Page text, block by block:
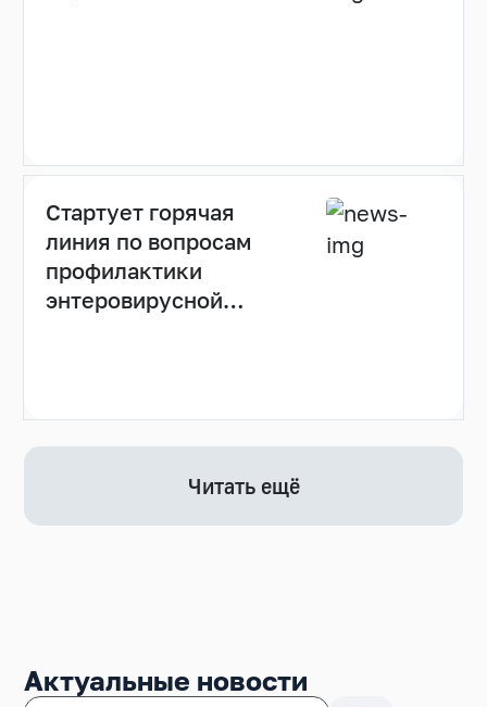
Стартует горячая
линия по вопросам
профилактики
энтеровирусной
Читать ещё
Актуальные новости